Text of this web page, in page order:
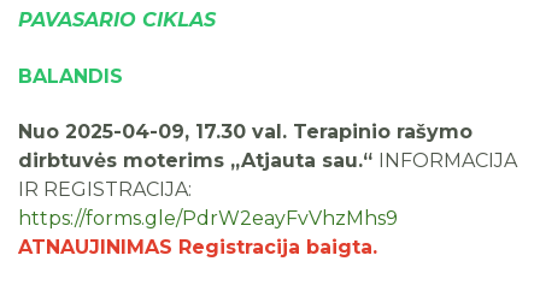
PAVASARIO CIKLAS
BALANDIS
Nuo 2025-04-09, 17.30 val. Terapinio rašymo
dirbtuvės moterims „Atjauta sau.“ INFORMACIJA
IR REGISTRACIJA:
https://forms.gle/PdrW2eayFvVhzMhs9
ATNAUJINIMAS Registracija baigta.